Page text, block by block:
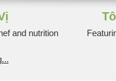
and nutrition